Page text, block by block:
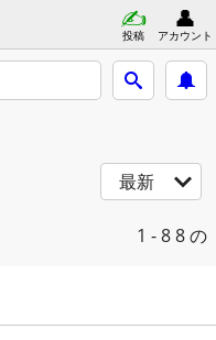
投稿 アカウント
最新
1 - 88 の